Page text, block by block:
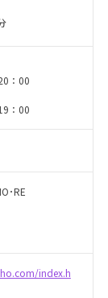
：00
：00
･RE
index.h